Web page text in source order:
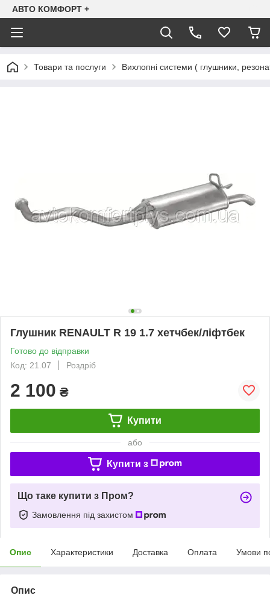
АВТО КОМФОРТ +
Товари та послуги Вихлопні системи ( глушники,
Глушник RENAULT R 19 1.7 хетчбек/ліфтбек
Готово до відправки
Код: 21.07
Роздріб
2 100 ₴
Купити
або
Купити з
Що таке купити з Пром?
Замовлення під захистом
Опис Характеристики Доставка Оплата Умови
Опис